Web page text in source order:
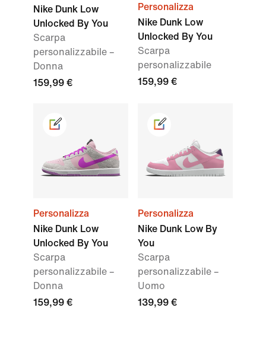
Nike Dunk Low
Unlocked By You
Scarpa
personalizzabile –
Donna
159,99 €
Personalizza
Nike Dunk Low
Unlocked By You
Scarpa
personalizzabile
159,99 €
Personalizza
Nike Dunk Low
Unlocked By You
Scarpa
personalizzabile –
Donna
159,99 €
Personalizza
Nike Dunk Low By
You
Scarpa
personalizzabile –
Uomo
139,99 €